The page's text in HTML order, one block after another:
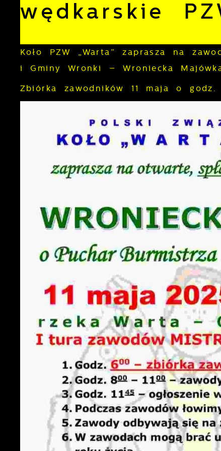
wędkarskie
Koło PZW „Warta” zaprasza na
i Gminy Wronki – Wroniecka
Zbiórka zawodników 11 maja o